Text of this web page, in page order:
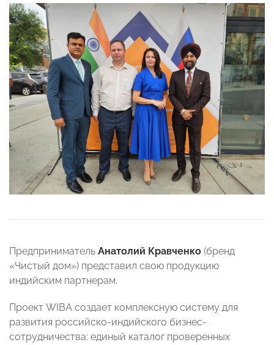
Предприниматель Анатолий Кравченко (бренд
«Чистый дом») представил свою продукцию
индийским партнерам.
Проект WIBA создает комплексную систему для
развития российско-индийского бизнес-
сотрудничества: единый каталог проверенных